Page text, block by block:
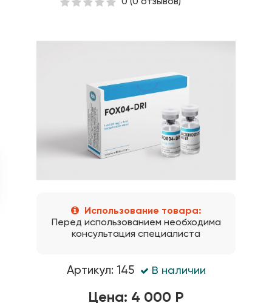
Использование товара:
Перед использованием необходима
консультация специалиста
Артикул: 145 В наличии
Цена: 4 000 Р